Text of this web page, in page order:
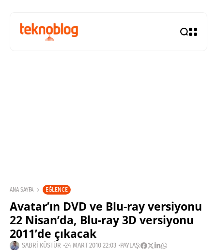
ANA SAYFA EĞLENCE
Avatar’ın DVD ve Blu-ray versiyonu
22 Nisan’da, Blu-ray 3D versiyonu
2011’de çıkacak
SABRI KÜSTÜR 24 MART 2010 22:03 PAYLAŞ: